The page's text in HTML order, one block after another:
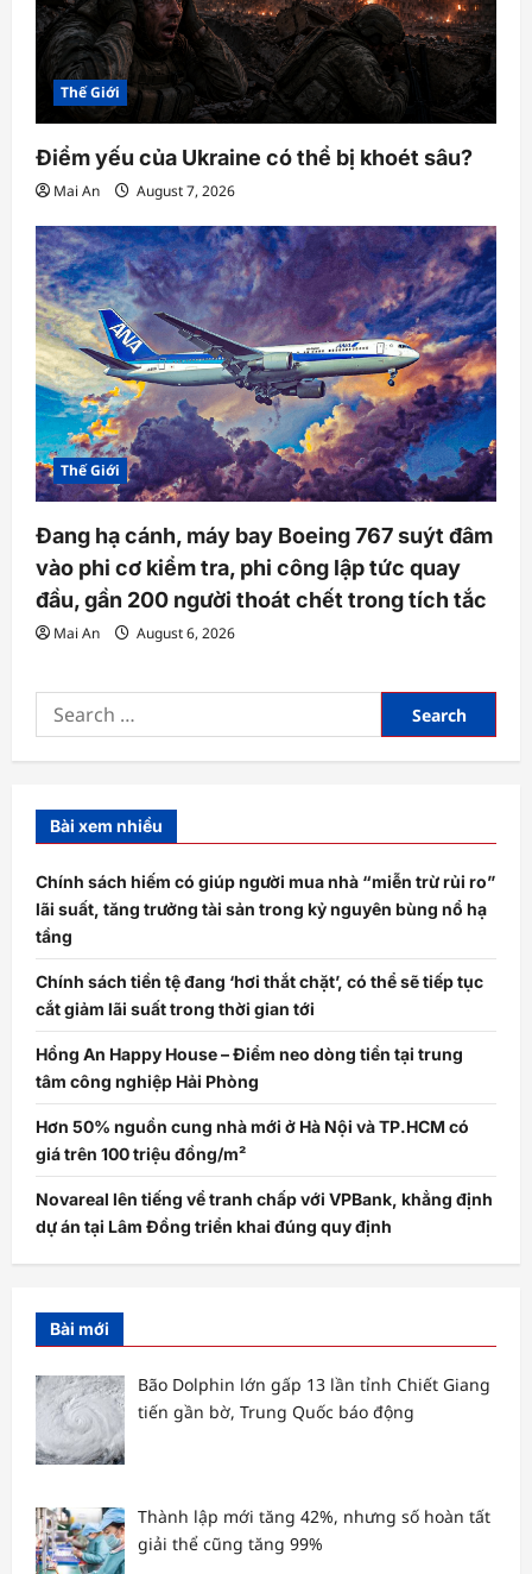
Thế Giới
Điểm yếu của Ukraine có thể bị khoét sâu?
Mai An August 7, 2026
Thế Giới
Đang hạ cánh, máy bay Boeing 767 suýt đâm
vào phi cơ kiểm tra, phi công lập tức quay
đầu, gần 200 người thoát chết trong tích tắc
Mai An August 6, 2026
Search
for:
Bài xem nhiều
Chính sách hiếm có giúp người mua nhà “miễn trừ rủi ro”
lãi suất, tăng trưởng tài sản trong kỷ nguyên bùng nổ hạ
tầng
Chính sách tiền tệ đang ‘hơi thắt chặt’, có thể sẽ tiếp tục
cắt giảm lãi suất trong thời gian tới
Hồng An Happy House – Điểm neo dòng tiền tại trung
tâm công nghiệp Hải Phòng
Hơn 50% nguồn cung nhà mới ở Hà Nội và TP.HCM có
giá trên 100 triệu đồng/m²
Novareal lên tiếng về tranh chấp với VPBank, khẳng định
dự án tại Lâm Đồng triển khai đúng quy định
Bài mới
Bão Dolphin lớn gấp 13 lần tỉnh Chiết Giang
tiến gần bờ, Trung Quốc báo động
Thành lập mới tăng 42%, nhưng số hoàn tất
giải thể cũng tăng 99%